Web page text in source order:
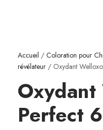
Accueil / Coloration pour
révélateur / Oxydant
Oxydant
Perfect